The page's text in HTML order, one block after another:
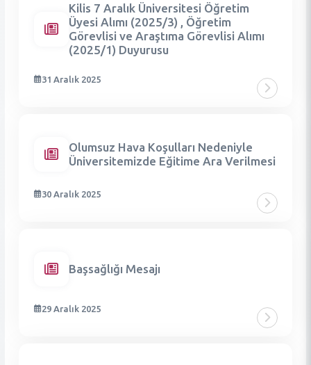
Kilis 7 Aralık Üniversitesi Öğretim
Üyesi Alımı (2025/3) , Öğretim
Görevlisi ve Araştıma Görevlisi Alımı
(2025/1) Duyurusu
31 Aralık 2025
Olumsuz Hava Koşulları Nedeniyle
Üniversitemizde Eğitime Ara Verilmesi
30 Aralık 2025
Başsağlığı Mesajı
29 Aralık 2025